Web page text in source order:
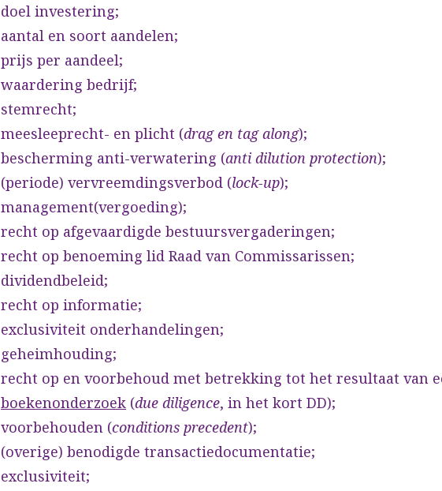
doel investering;
aantal en soort aandelen;
prijs per aandeel;
waardering bedrijf;
stemrecht;
meesleeprecht- en plicht (drag en tag along);
bescherming anti-verwatering (anti dilution protection);
(periode) vervreemdingsverbod (lock-up);
management(vergoeding);
recht op afgevaardigde bestuursvergaderingen;
recht op benoeming lid Raad van Commissarissen;
dividendbeleid;
recht op informatie;
exclusiviteit onderhandelingen;
geheimhouding;
recht op en voorbehoud met betrekking tot het resultaat van
boekenonderzoek (due diligence, in het kort DD);
voorbehouden (conditions precedent);
(overige) benodigde transactiedocumentatie;
exclusiviteit;